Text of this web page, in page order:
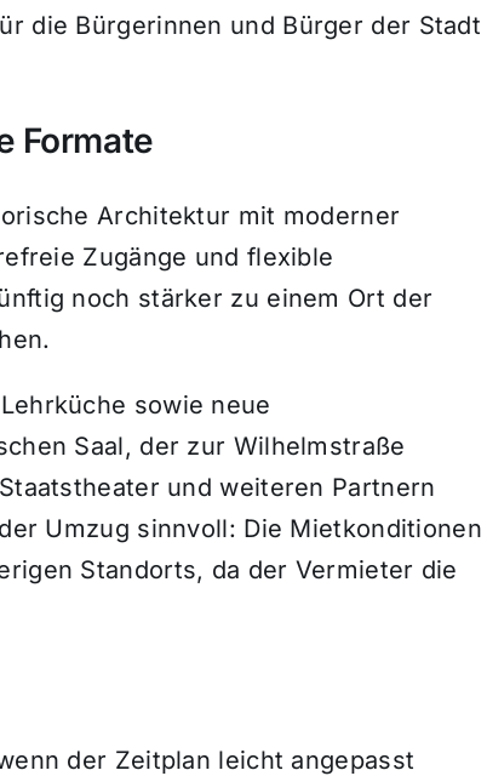
die Bürgerinnen und Bürger der Stadt
Formate
Architektur mit moderner
Zugänge und flexible
noch stärker zu einem Ort der
sowie neue
Saal, der zur Wilhelmstraße
und weiteren Partnern
Umzug sinnvoll: Die Mietkonditionen
Standorts, da der Vermieter die
der Zeitplan leicht angepasst